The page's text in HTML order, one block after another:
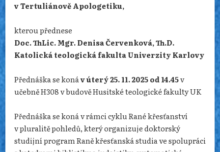
v Tertuliánově Apologetiku,
kterou přednese
Doc. ThLic. Mgr. Denisa Červenková, Th.D.
Katolická teologická fakulta Univerzity Karlovy
Přednáška se konáv úterý 25. 11. 2025 od 14.45v
učebně H308 v budově Husitské teologické fakulty UK
Přednáška se koná v rámci cyklu Rané křesťanství
v pluralitě pohledů, který organizuje doktorský
studijní program Raně křesťanská studia ve spolupráci